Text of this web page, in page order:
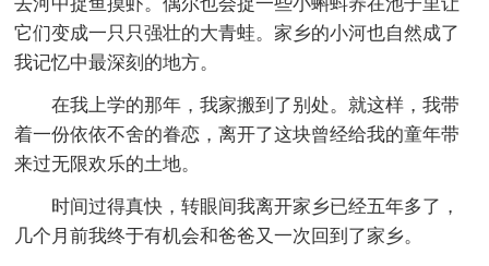
它们变成一只只强壮的大青蛙。家乡的小河也自然成了
我记忆中最深刻的地方。
在我上学的那年，我家搬到了别处。就这样，我带
着一份依依不舍的眷恋，离开了这块曾经给我的童年带
来过无限欢乐的土地。
时间过得真快，转眼间我离开家乡已经五年多了，
几个月前我终于有机会和爸爸又一次回到了家乡。